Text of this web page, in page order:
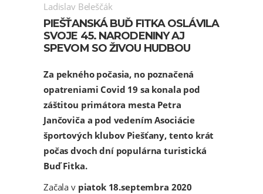
Ladislav Beleščák
PIEŠŤANSKÁ BUĎ FITKA OSLÁVILA
SVOJE 45. NARODENINY AJ
SPEVOM SO ŽIVOU HUDBOU
Za pekného počasia, no poznačená
opatreniami Covid 19 sa konala pod
záštitou primátora mesta Petra
Jančoviča a pod vedením Asociácie
športových klubov Piešťany, tento krát
počas dvoch dní populárna turistická
Buď Fitka.
Začala v piatok 18.septembra 2020